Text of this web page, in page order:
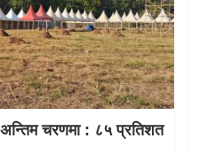
अन्तिम चरणमा : ८५ प्रतिशत